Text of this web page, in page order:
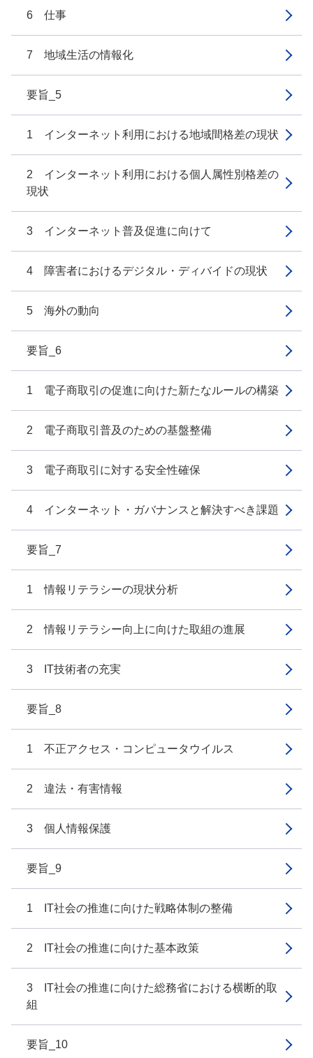
6 仕事
7 地域生活の情報化
要旨_5
1 インターネット利用における地域間格差の現状
2 インターネット利用における個人属性別格差の
現状
3 インターネット普及促進に向けて
4 障害者におけるデジタル・ディバイドの現状
5 海外の動向
要旨_6
1 電子商取引の促進に向けた新たなルールの構築
2 電子商取引普及のための基盤整備
3 電子商取引に対する安全性確保
4 インターネット・ガバナンスと解決すべき課題
要旨_7
1 情報リテラシーの現状分析
2 情報リテラシー向上に向けた取組の進展
3 IT技術者の充実
要旨_8
1 不正アクセス・コンピュータウイルス
2 違法・有害情報
3 個人情報保護
要旨_9
1 IT社会の推進に向けた戦略体制の整備
2 IT社会の推進に向けた基本政策
3 IT社会の推進に向けた総務省における横断的取
組
要旨_10